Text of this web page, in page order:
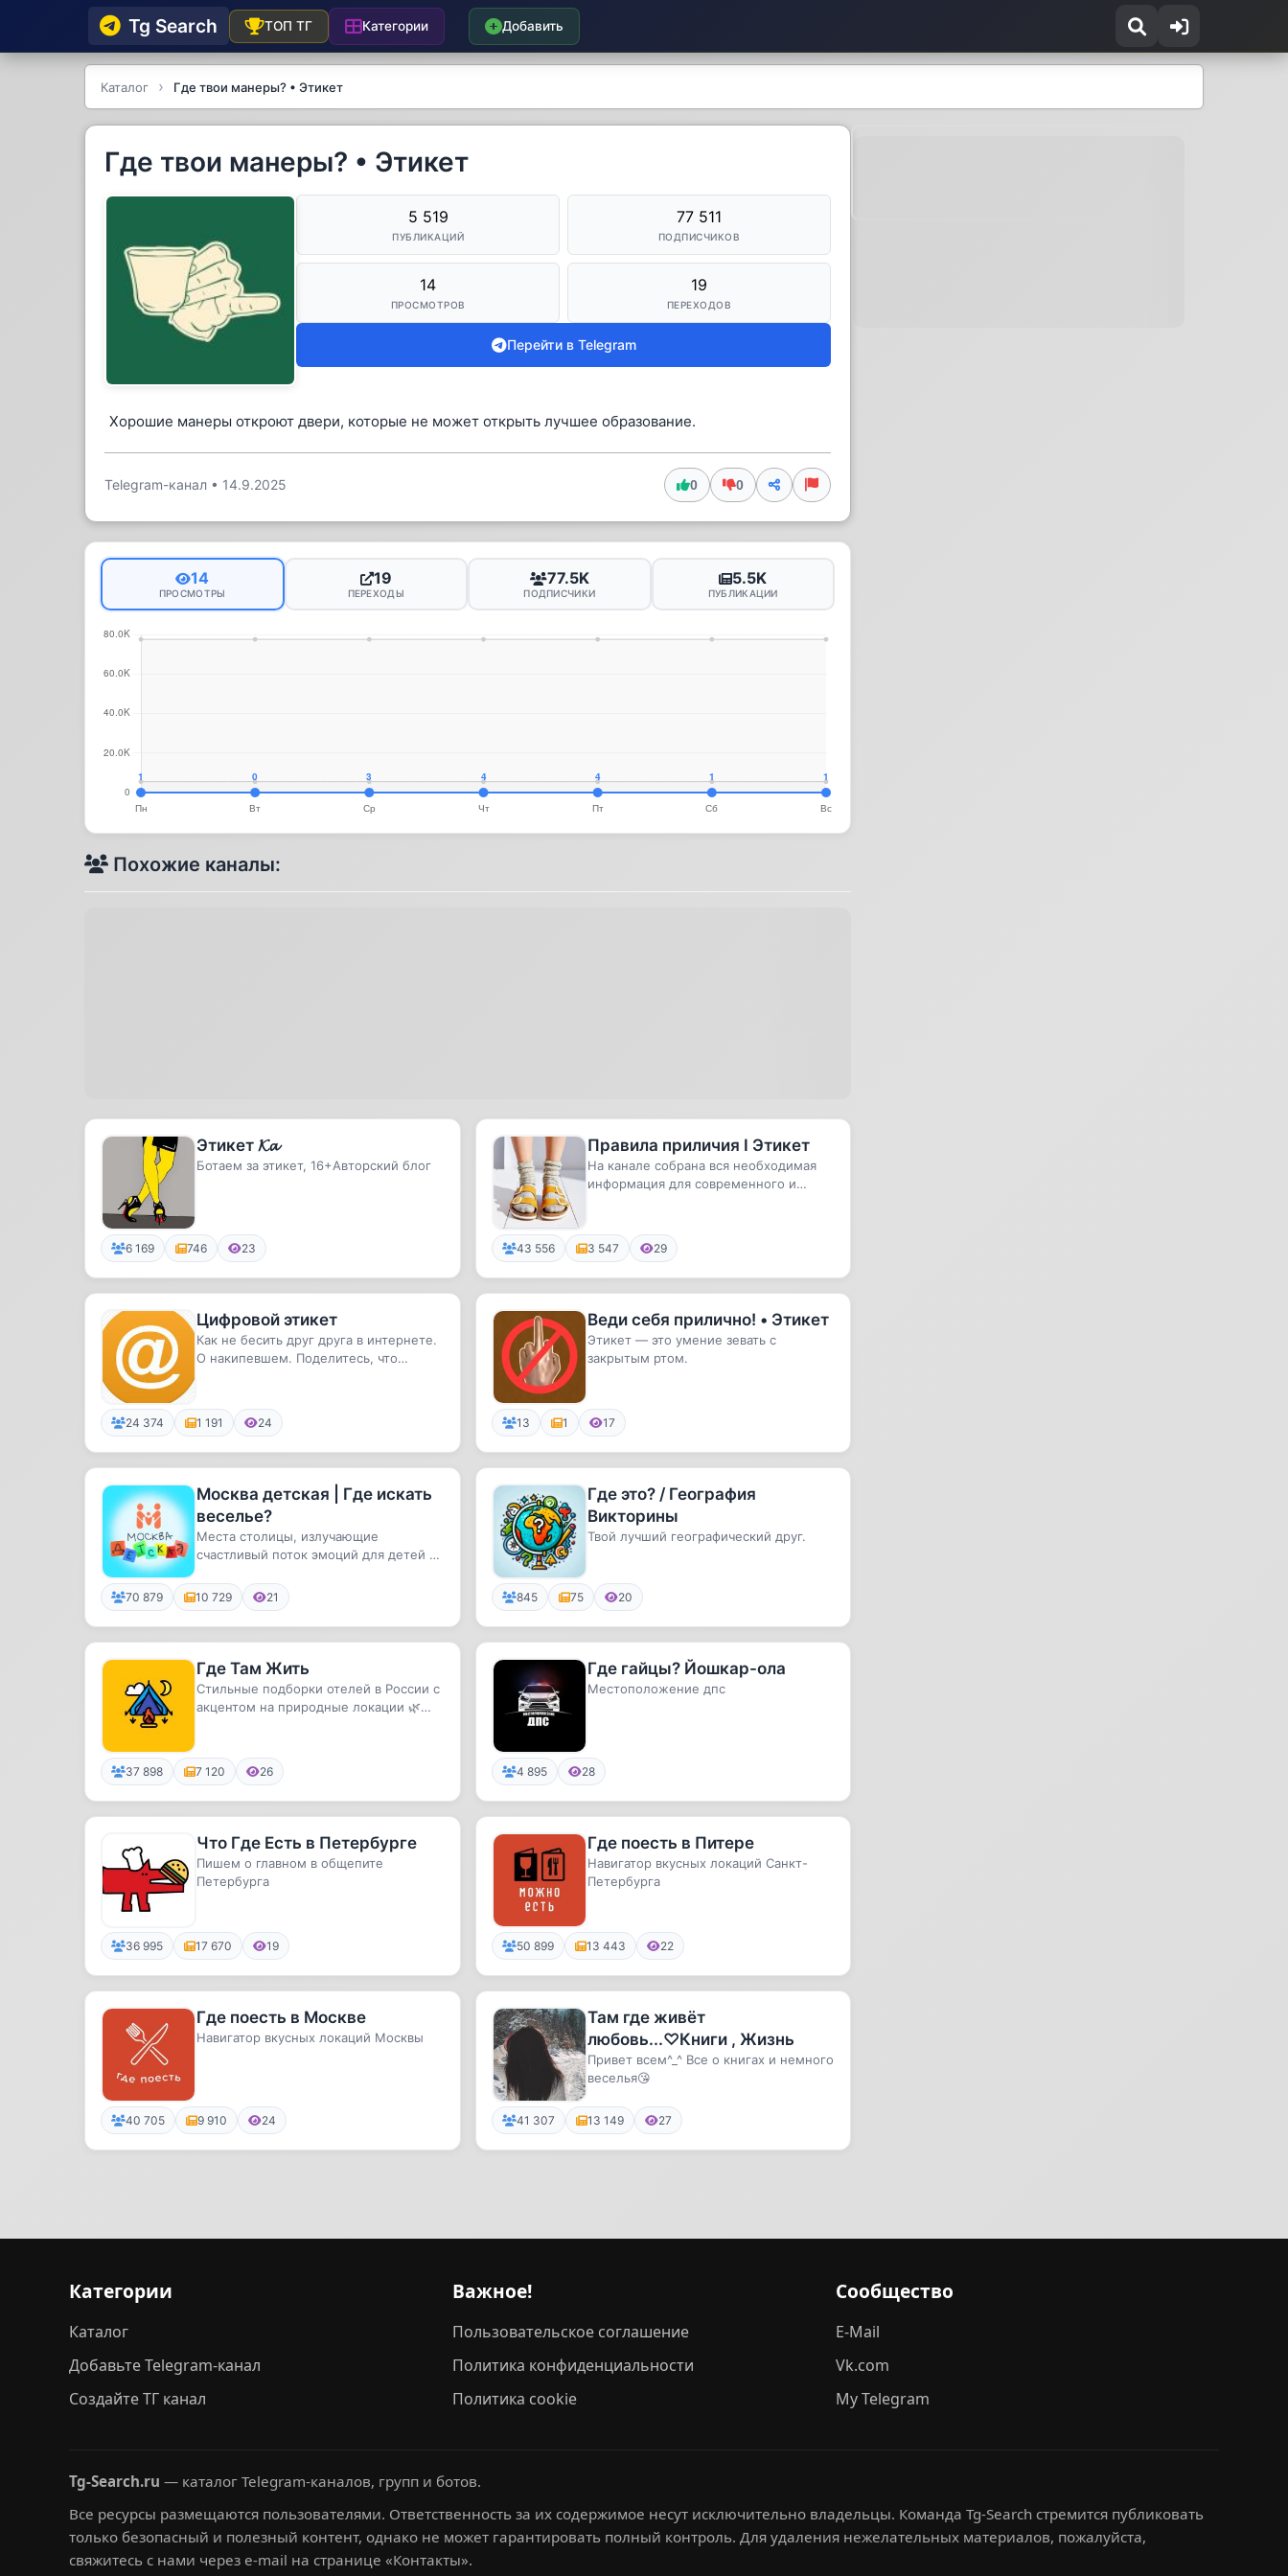
Tg Searсh ТОП ТГ Категории Добавить
Каталог Где твои манеры? • Этикет
Где твои манеры? • Этикет
5 519
ПУБЛИКАЦИЙ
77 511
ПОДПИСЧИКОВ
14
ПРОСМОТРОВ
19
ПЕРЕХОДОВ
Перейти в Telegram
Хорошие манеры откроют двери, которые не может открыть лучшее образование.
Telegram-канал • 14.9.2025 0 0
14
ПРОСМОТРЫ
19
ПЕРЕХОДЫ
77.5K
ПОДПИСЧИКИ
5.5K
ПУБЛИКАЦИИ
Похожие каналы:
Этикет 𝓚𝓪
Ботаем за этикет, 16+Авторский блог
6 169 746 23
Правила приличия I Этикет
На канале собрана вся необходимая
информация для современного и
43 556 3 547 29
Цифровой этикет
Как не бесить друг друга в интернете.
О накипевшем. Поделитесь, что
24 374 1 191 24
Веди себя прилично! • Этикет
Этикет — это умение зевать с
закрытым ртом.
13 1 17
Москва детская | Где искать
веселье?
Места столицы, излучающие
счастливый поток эмоций для детей и
70 879 10 729 21
Где это? / География
Викторины
Твой лучший географический друг.
845 75 20
Где Там Жить
Стильные подборки отелей в России с
акцентом на природные локации 🌿
37 898 7 120 26
Где гайцы? Йошкар-ола
Местоположение дпс
4 895 28
Что Где Есть в Петербурге
Пишем о главном в общепите
Петербурга
36 995 17 670 19
Где поесть в Питере
Навигатор вкусных локаций Санкт-
Петербурга
50 899 13 443 22
Где поесть в Москве
Навигатор вкусных локаций Москвы
40 705 9 910 24
Там где живёт
любовь...♡Книги , Жизнь
Привет всем^_^ Все о книгах и немного
веселья😘
41 307 13 149 27
Категории
Каталог
Добавьте Telegram-канал
Создайте ТГ канал
Важное!
Пользовательское соглашение
Политика конфиденциальности
Политика cookie
Сообщество
E-Mail
Vk.com
My Telegram
Tg-Search.ru — каталог Telegram-каналов, групп и ботов.
Все ресурсы размещаются пользователями. Ответственность за их содержимое несут исключительно владельцы. Команда Tg-Search стремится публиковать
только безопасный и полезный контент, однако не может гарантировать полный контроль. Для удаления нежелательных материалов, пожалуйста,
свяжитесь с нами через e-mail на странице «Контакты».